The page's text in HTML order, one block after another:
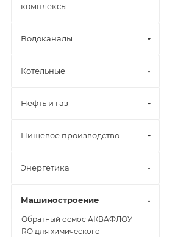
комплексы
Водоканалы
Котельные
Нефть и газ
Пищевое производство
Энергетика
Машиностроение
Обратный осмос АКВАФЛОУ
RO для химического